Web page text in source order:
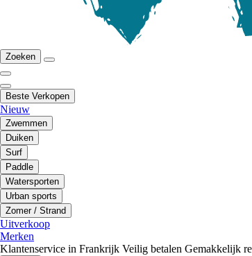
Zoeken
Beste Verkopen
Nieuw
Zwemmen
Duiken
Surf
Paddle
Watersporten
Urban sports
Zomer / Strand
Uitverkoop
Merken
Klantenservice in Frankrijk Veilig betalen Gemakkelijk